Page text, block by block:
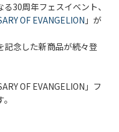
30周年フェスイベント、
OF EVANGELION 」が
記念した新商品が続々登
OF EVANGELION」フ